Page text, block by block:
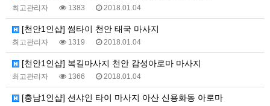
최고관리자 1383 2018.01.04
[천안1인샵] 썸타이 천안 태국 마사지
최고관리자 1319 2018.01.04
[천안1인샵] 복길마사지 천안 감성아로마 마사지
최고관리자 1366 2018.01.04
[충남1인샵] 션샤인 타이 마사지 아산 신용화동 아로마